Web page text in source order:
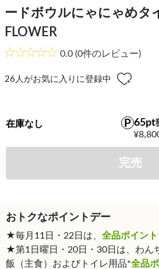
ードボウルにゃにゃめタ
FLOWER
0.0 (0件のレビュー)
26 人がお気に入りに登録中
65pt
在庫なし
完売
おトクなポイントデー
★毎月11日・22日は、 全品ポイン
★第1日曜日・20日・30日は、わん
飯（主食）およびトイレ用品*全品